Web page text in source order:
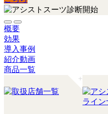
概要
効果
導入事例
紹介動画
商品一覧